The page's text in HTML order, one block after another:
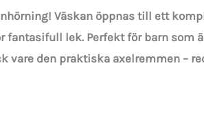
Väskan öppnas till ett
lek. Perfekt för barn som
vare den praktiska axelremmen –